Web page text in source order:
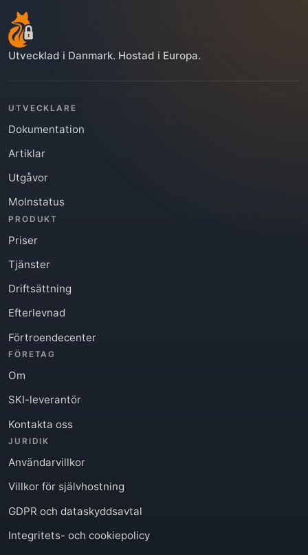
Utvecklad i Danmark. Hostad i Europa.
UTVECKLARE
Dokumentation
Artiklar
Utgåvor
Molnstatus
PRODUKT
Priser
Tjänster
Driftsättning
Efterlevnad
Förtroendecenter
FÖRETAG
Om
SKI-leverantör
Kontakta oss
JURIDIK
Användarvillkor
Villkor för självhostning
GDPR och dataskyddsavtal
Integritets- och cookiepolicy